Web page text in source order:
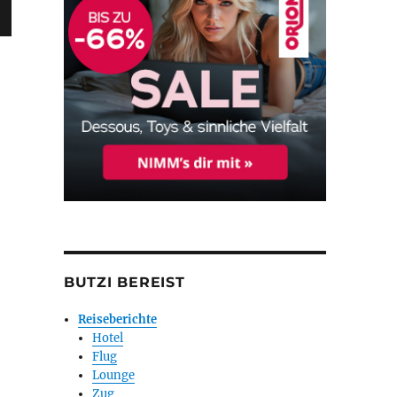
BUTZI BEREIST
Reiseberichte
Hotel
Flug
Lounge
Zug